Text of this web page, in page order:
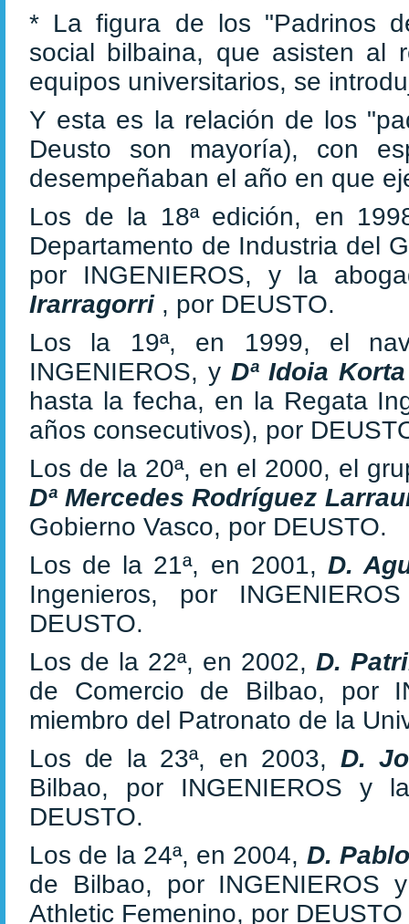
* La figura de los "Padrinos
social bilbaina, que asisten al
equipos universitarios, se
Y esta es la relación de los
Deusto son mayoría), con
desempeñaban el año en que
Los de la 18ª edición, en
Departamento de Industria del
por INGENIEROS, y la
Irarragorri , por DEUSTO.
Los la 19ª, en 1999, el
INGENIEROS, y Dª Idoia
hasta la fecha, en la Regata
años consecutivos), por
Los de la 20ª, en el 2000, el
Dª Mercedes Rodríguez
Gobierno Vasco, por DEUSTO.
Los de la 21ª, en 2001, D.
Ingenieros, por
DEUSTO.
Los de la 22ª, en 2002, D.
de Comercio de Bilbao, por
miembro del Patronato de la
Los de la 23ª, en 2003, D.
Bilbao, por INGENIEROS y
DEUSTO.
Los de la 24ª, en 2004, D.
de Bilbao, por INGENIEROS
Athletic Femenino, por DEUSTO